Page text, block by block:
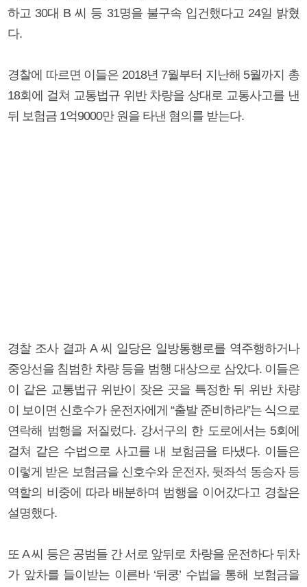
하고 30대 B 씨 등 31명을 불구속 입건했다고 24일 밝혔
다.
경찰에 따르면 이들은 2018년 7월부터 지난해 5월까지 총
18회에 걸쳐 교통법규 위반 차량을 상대로 교통사고를 낸
뒤 보험금 1억9000만 원을 타낸 혐의를 받는다.
경찰 조사 결과 A 씨 일당은 일방통행로를 역주행하거나
중앙선을 침범한 차량 등을 범행 대상으로 삼았다. 이들은
이 같은 교통법규 위반이 잦은 곳을 특정한 뒤 위반 차량
이 보이면 신호수가 운전자에게 “출발 준비하라”는 식으로
연락해 범행을 저질렀다. 강서구의 한 도로에서는 5회에
걸쳐 같은 수법으로 사고를 내 보험금을 타냈다. 이들은
이렇게 받은 보험금을 신호수와 운전자, 뒷좌석 동승자 등
역할의 비중에 따라 배분하며 범행을 이어갔다고 경찰은
설명했다.
또 A 씨 등은 공범들 간 서로 앞뒤로 차량을 운전하다 뒤차
가 앞차를 들이받는 이른바 ‘뒤쿵’ 수법을 통해 보험금을